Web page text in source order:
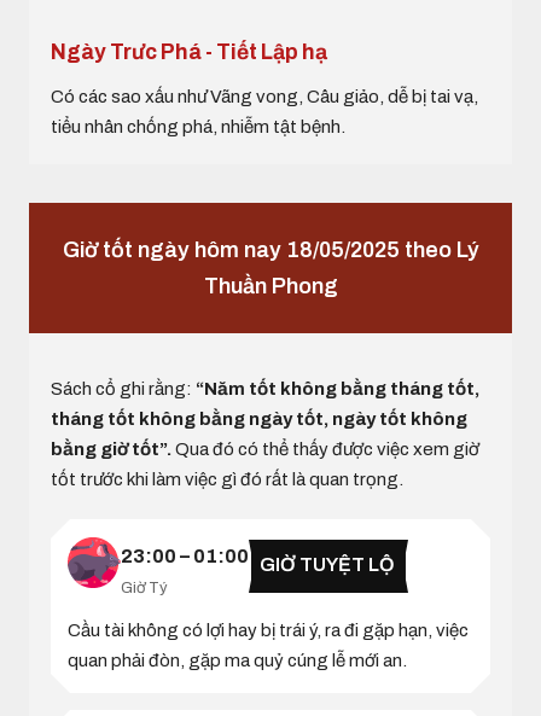
Ngày Trưc Phá - Tiết Lập hạ
Có các sao xấu như Vãng vong, Câu giảo, dễ bị tai vạ,
tiểu nhân chống phá, nhiễm tật bệnh.
Giờ tốt ngày hôm nay 18/05/2025 theo Lý
Thuần Phong
Sách cổ ghi rằng: “Năm tốt không bằng tháng tốt,
tháng tốt không bằng ngày tốt, ngày tốt không
bằng giờ tốt”. Qua đó có thể thấy được việc xem giờ
tốt trước khi làm việc gì đó rất là quan trọng.
23:00 – 01:00
Giờ Tý
GIỜ TUYỆT LỘ
Cầu tài không có lợi hay bị trái ý, ra đi gặp hạn, việc
quan phải đòn, gặp ma quỷ cúng lễ mới an.